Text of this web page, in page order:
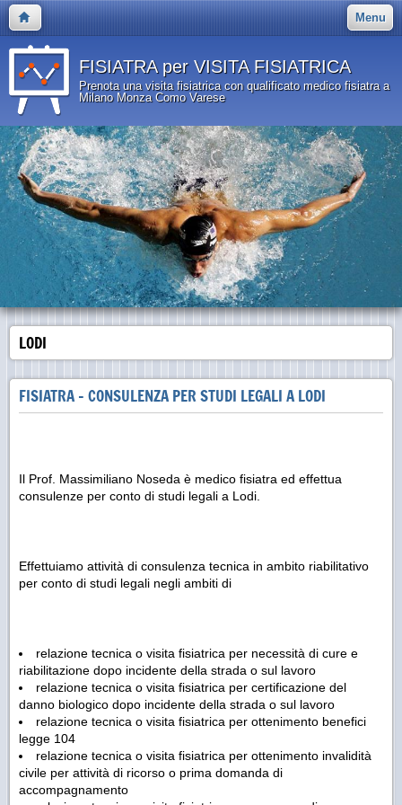
Menu
FISIATRA per VISITA FISIATRICA
Prenota una visita fisiatrica con qualificato medico fisiatra a
Milano Monza Como Varese
LODI
FISIATRA - CONSULENZA PER STUDI LEGALI A LODI
Il Prof. Massimiliano Noseda è medico fisiatra ed effettua
consulenze per conto di studi legali a Lodi.
Effettuiamo attività di consulenza tecnica in ambito riabilitativo
per conto di studi legali negli ambiti di
relazione tecnica o visita fisiatrica per necessità di cure e
riabilitazione dopo incidente della strada o sul lavoro
relazione tecnica o visita fisiatrica per certificazione del
danno biologico dopo incidente della strada o sul lavoro
relazione tecnica o visita fisiatrica per ottenimento benefici
legge 104
relazione tecnica o visita fisiatrica per ottenimento invalidità
civile per attività di ricorso o prima domanda di
accompagnamento